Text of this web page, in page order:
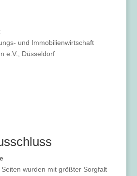
und Immobilienwirtschaft
e.V., Düsseldorf
wurden mit größter Sorgfalt